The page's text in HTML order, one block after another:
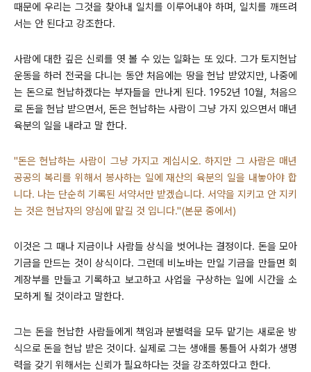
때문에 우리는 그것을 찾아내 일치를 이루어내야 하며, 일치를 깨뜨려
서는 안 된다고 강조한다.
사람에 대한 깊은 신뢰를 엿 볼 수 있는 일화는 또 있다. 그가 토지헌납
운동을 하러 전국을 다니는 동안 처음에는 땅을 헌납 받았지만, 나중에
는 돈으로 헌납하겠다는 부자들을 만나게 된다. 1952년 10월, 처음으
로 돈을 헌납 받으면서, 돈은 헌납하는 사람이 그냥 가지 있으면서 매년
육분의 일을 내라고 말 한다.
"돈은 헌납하는 사람이 그냥 가지고 계십시오. 하지만 그 사람은 매년
공공의 복리를 위해서 봉사하는 일에 재산의 육분의 일을 내놓아야 합
니다. 나는 단순히 기록된 서약서만 받겠습니다. 서약을 지키고 안 지키
는 것은 헌납자의 양심에 맡길 것 입니다."(본문 중에서)
이것은 그 때나 지금이나 사람들 상식을 벗어나는 결정이다. 돈을 모아
기금을 만드는 것이 상식이다. 그런데 비노바는 만일 기금을 만들면 회
계장부를 만들고 기록하고 보고하고 사업을 구상하는 일에 시간을 소
모하게 될 것이라고 말한다.
그는 돈을 헌납한 사람들에게 책임과 분별력을 모두 맡기는 새로운 방
식으로 돈을 헌납 받은 것이다. 실제로 그는 생애를 통틀어 사회가 생명
력을 갖기 위해서는 신뢰가 필요하다는 것을 강조하였다고 한다.